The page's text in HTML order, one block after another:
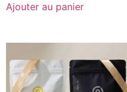
Ajouter au panier